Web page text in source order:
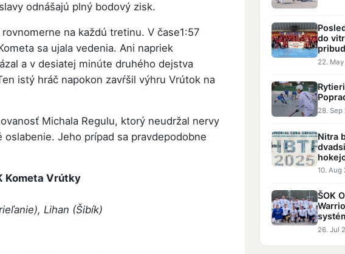
odnášajú plný bodový zisk.
na každú tretinu. V čase1:57
sa ujala vedenia. Ani napriek
a v desiatej minúte druhého dejstva
istý hráč napokon zavŕšil výhru Vrútok na
Michala Regulu, ktorý neudržal nervy
Jeho prípad sa pravdepodobne
Kometa Vrútky
Lihan (Šibík)
do
22.
28. Sep
Nitra
10. Aug
ŠOK
26. Jul